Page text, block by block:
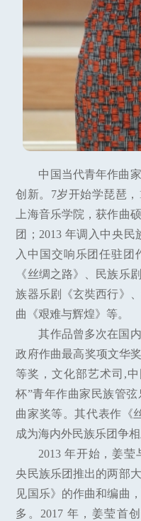
中国当代青年作曲
创新。7岁开始学琵琶
上海音乐学院，获作曲
团；2013 年调入中央民
入中国交响乐团任驻团
《丝绸之路》、民族乐
族器乐剧《玄奘西行》
曲《艰难与辉煌》等。
其作品曾多次在国
政府作曲最高奖项文华
等奖，文化部艺术司,
杯”青年作曲家民族管
曲家奖等。其代表作《
成为海内外民族乐团争
2013 年开始，姜
央民族乐团推出的两部
见国乐》的作曲和编曲
多。2017 年，姜莹首